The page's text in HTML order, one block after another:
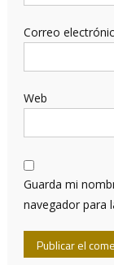
Correo
Web
Guarda mi
navegador para